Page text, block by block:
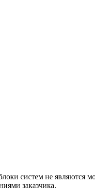
систем не являются
заказчика.